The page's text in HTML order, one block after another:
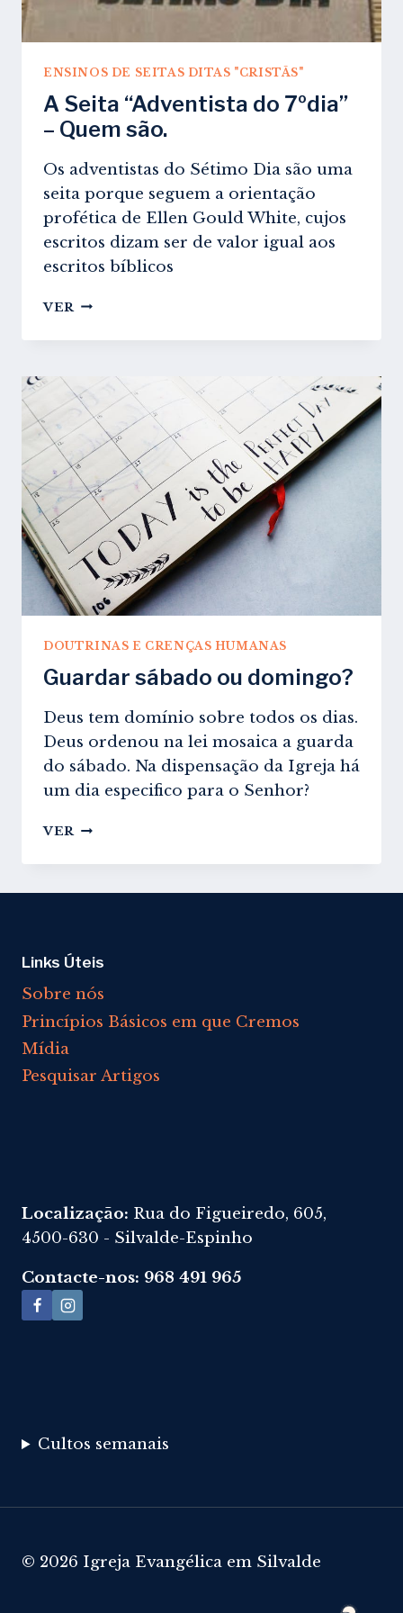
ENSINOS DE SEITAS DITAS "CRISTÃS"
A Seita “Adventista do 7ºdia”
– Quem são.
Os adventistas do Sétimo Dia são uma
seita porque seguem a orientação
profética de Ellen Gould White, cujos
escritos dizam ser de valor igual aos
escritos bíblicos
VER A
“ADVENTISTA
7ºDIA”
–
QUEM
SÃO.
DOUTRINAS E CRENÇAS HUMANAS
Guardar sábado ou domingo?
Deus tem domínio sobre todos os dias.
Deus ordenou na lei mosaica a guarda
do sábado. Na dispensação da Igreja há
um dia especifico para o Senhor?
VER GUARDAR
OU
Links Úteis
Sobre nós
Princípios Básicos em que Cremos
Mídia
Pesquisar Artigos
Localização: Rua do Figueiredo, 605,
4500-630 - Silvalde-Espinho
Contacte-nos: 968 491 965
Cultos semanais
© 2026 Igreja Evangélica em Silvalde